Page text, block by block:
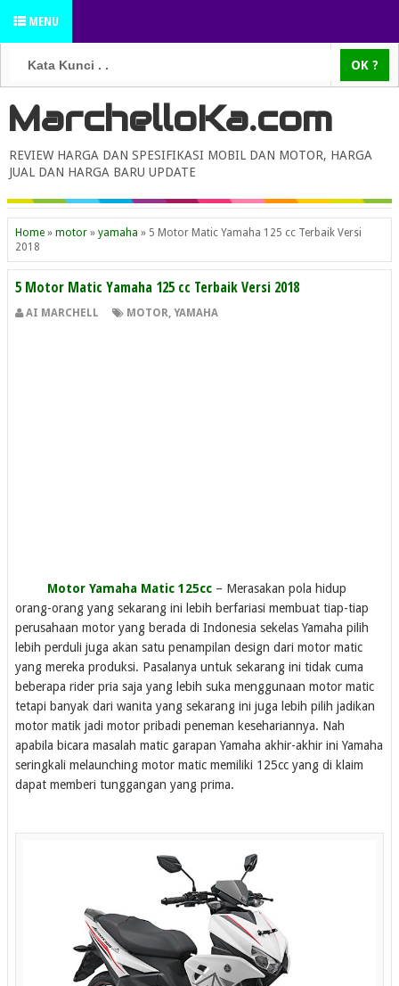
MENU
MarchelloKa.com
REVIEW HARGA DAN SPESIFIKASI MOBIL DAN MOTOR, HARGA
JUAL DAN HARGA BARU UPDATE
Home » motor » yamaha » 5 Motor Matic Yamaha 125 cc Terbaik Versi
2018
5 Motor Matic Yamaha 125 cc Terbaik Versi 2018
AI MARCHELL MOTOR YAMAHA
Motor Yamaha Matic 125cc – Merasakan pola hidup
orang-orang yang sekarang ini lebih berfariasi membuat tiap-tiap
perusahaan motor yang berada di Indonesia sekelas Yamaha pilih
lebih perduli juga akan satu penampilan design dari motor matic
yang mereka produksi. Pasalanya untuk sekarang ini tidak cuma
beberapa rider pria saja yang lebih suka menggunaan motor matic
tetapi banyak dari wanita yang sekarang ini juga lebih pilih jadikan
motor matik jadi motor pribadi peneman kesehariannya. Nah
apabila bicara masalah matic garapan Yamaha akhir-akhir ini Yamaha
seringkali melaunching motor matic memiliki 125cc yang di klaim
dapat memberi tunggangan yang prima.